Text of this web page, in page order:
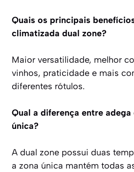
Quais os principais
climatizada dual zone?
Maior versatilidade, melhor
vinhos, praticidade e mais
diferentes rótulos.
Qual a diferença entre adega
única?
A dual zone possui duas
a zona única mantém todas